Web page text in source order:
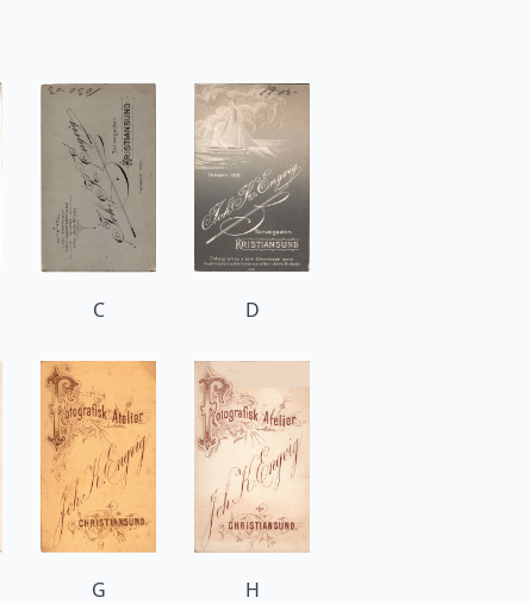
C D
G H